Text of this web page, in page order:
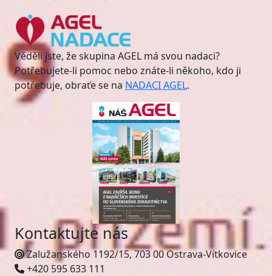
Věděli jste, že skupina AGEL má svou nadaci?
Potřebujete-li pomoc nebo znáte-li někoho, kdo ji
potřebuje, obraťe se na NADACI AGEL.
Kontaktujte nás
Zalužanského 1192/15, 703 00 Ostrava-Vítkovice
+420 595 633 111